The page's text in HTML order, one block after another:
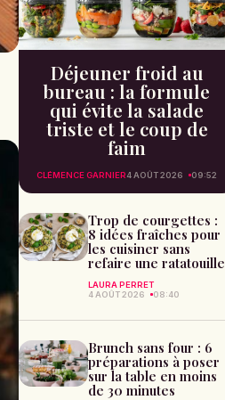
Déjeuner froid au
bureau : la formule
qui évite la salade
triste et le coup de
faim
CLÉMENCE GARNIER4 AOÛT 2026 09:52
Trop de courgettes :
8 idées fraîches pour
les cuisiner sans
refaire une ratatouille
LAURA PERRET
4 AOÛT 2026
08:40
Brunch sans four : 6
préparations à poser
sur la table en moins
de 30 minutes